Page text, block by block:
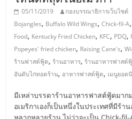
บ้าน
ลงทุน
น้อย
คืน
05/11/2019 กองบรรณาธิการเว็บไซต์
Bojangles, Buffalo Wild Wings,Chick-fil-A
Food, Kentucky Fried Chicken, KFC, PDQ,
Popeyes' fried chicken, Raising Cane's,
ร้านฟาสต์ฟู้ด, ร้านอาหาร, ร้านอาหารฟาสต์
อันดับไก่ทอดร้าน, อาหารฟาสต์ฟู้ด, เมนูยอด
มีเหล่าบรรดาร้านอาหารฟาสต์ฟู้ดมาก
อเมริกาเองก็เป็นหนึ่งในประเทศที่มีร้
หลากหลายร้าน ไม่ว่าจะเป็น Chick-